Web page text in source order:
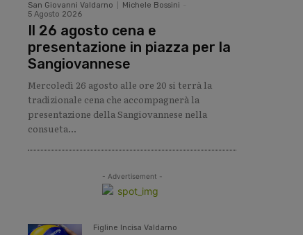
San Giovanni Valdarno Michele Bossini
5 Agosto 2026
Il 26 agosto cena e
presentazione in piazza per la
Sangiovannese
Mercoledì 26 agosto alle ore 20 si terrà la
tradizionale cena che accompagnerà la
presentazione della Sangiovannese nella
consueta...
- Advertisement -
Figline Incisa Valdarno